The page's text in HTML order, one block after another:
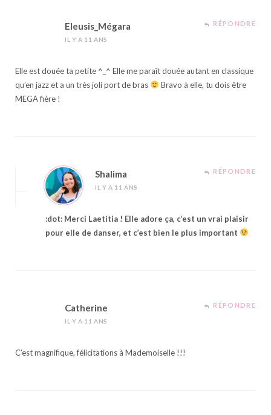
Eleusis_Mégara
IL Y A 11 ANS
RÉPONDRE
Elle est douée ta petite ^_^ Elle me paraît douée autant en classique
qu’en jazz et a un très joli port de bras
Bravo à elle, tu dois être
MEGA fière !
Shalima
IL Y A 11 ANS
RÉPONDRE
:dot: Merci Laetitia ! Elle adore ça, c’est un vrai plaisir
pour elle de danser, et c’est bien le plus important
Catherine
IL Y A 11 ANS
RÉPONDRE
C’est magnifique, félicitations à Mademoiselle !!!